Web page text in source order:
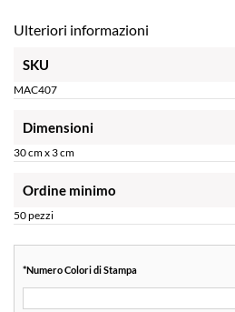
Ulteriori informazioni
SKU
MAC407
Dimensioni
30 cm x 3 cm
Ordine minimo
50 pezzi
*Numero Colori di Stampa